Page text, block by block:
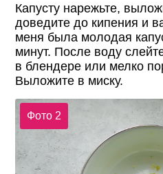
Капусту нарежьте,
доведите до кипения и
меня была молодая
минут. После воду
в блендере или мелко
Выложите в миску.
Фото 2